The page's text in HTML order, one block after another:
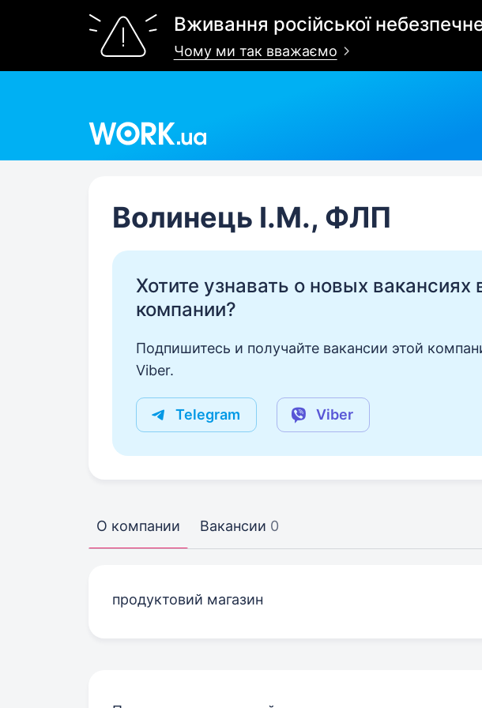
Вживання російської
Чому ми так вважаємо
Волинець І.М., ФЛП
Хотите узнавать о новых вакансиях
компании?
Подпишитесь и получайте вакансии этой
Viber.
Telegram Viber
О компании Вакансии 0
продуктовий магазин